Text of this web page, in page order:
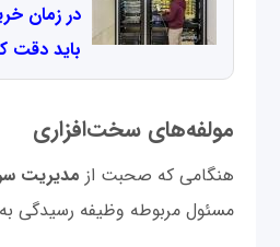
در زمان
باید دقت
مولفه‌های سخت‌افزاری
هنگامی که صحبت از مدیریت
مسئول مربوطه وظیفه رسیدگی به